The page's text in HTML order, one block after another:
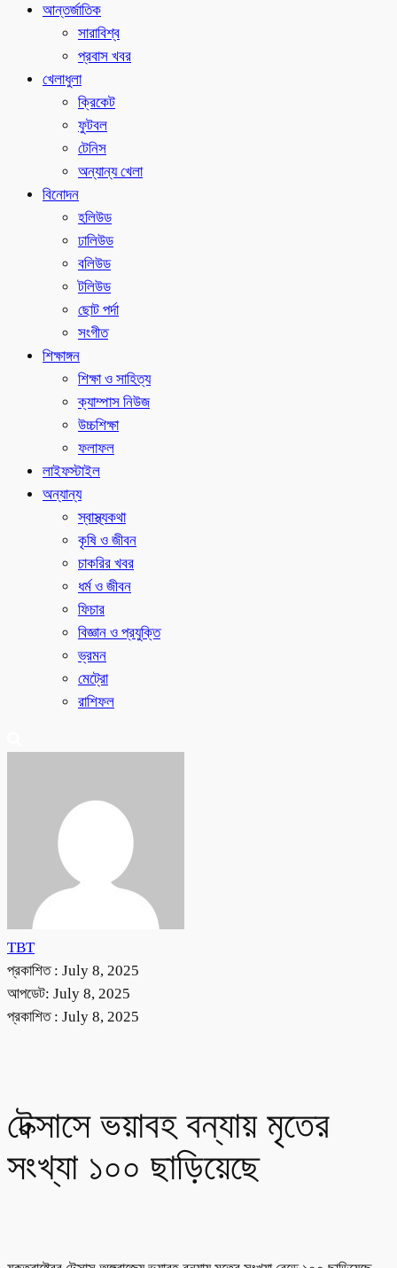
আন্তর্জাতিক
সারাবিশ্ব
প্রবাস খবর
খেলাধুলা
ক্রিকেট
ফুটবল
টেনিস
অন্যান্য খেলা
বিনোদন
হলিউড
ঢালিউড
বলিউড
টলিউড
ছোট পর্দা
সংগীত
শিক্ষাঙ্গন
শিক্ষা ও সাহিত্য
ক্যাম্পাস নিউজ
উচ্চশিক্ষা
ফলাফল
লাইফস্টাইল
অন্যান্য
স্বাস্থ্যকথা
কৃষি ও জীবন
চাকরির খবর
ধর্ম ও জীবন
ফিচার
বিজ্ঞান ও প্রযুক্তি
ভ্রমন
মেট্রো
রাশিফল
TBT
প্রকাশিত : July 8, 2025
আপডেট: July 8, 2025
প্রকাশিত : July 8, 2025
টেক্সাসে ভয়াবহ বন্যায় মৃতের
সংখ্যা ১০০ ছাড়িয়েছে